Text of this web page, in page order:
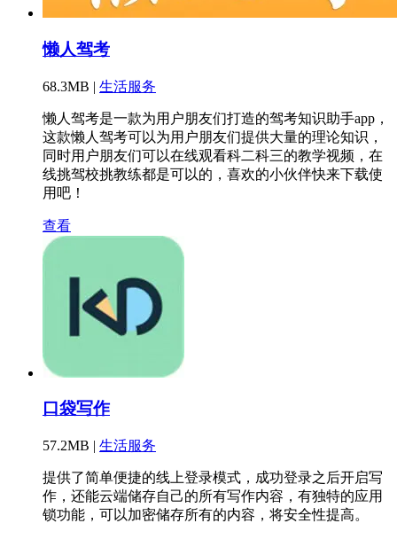
懒人驾考
68.3MB | 生活服务
懒人驾考是一款为用户朋友们打造的驾考知识助手app，
这款懒人驾考可以为用户朋友们提供大量的理论知识，
同时用户朋友们可以在线观看科二科三的教学视频，在
线挑驾校挑教练都是可以的，喜欢的小伙伴快来下载使
用吧！
查看
口袋写作
57.2MB | 生活服务
提供了简单便捷的线上登录模式，成功登录之后开启写
作，还能云端储存自己的所有写作内容，有独特的应用
锁功能，可以加密储存所有的内容，将安全性提高。